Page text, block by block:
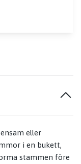
eller
i en bukett,
stammen före